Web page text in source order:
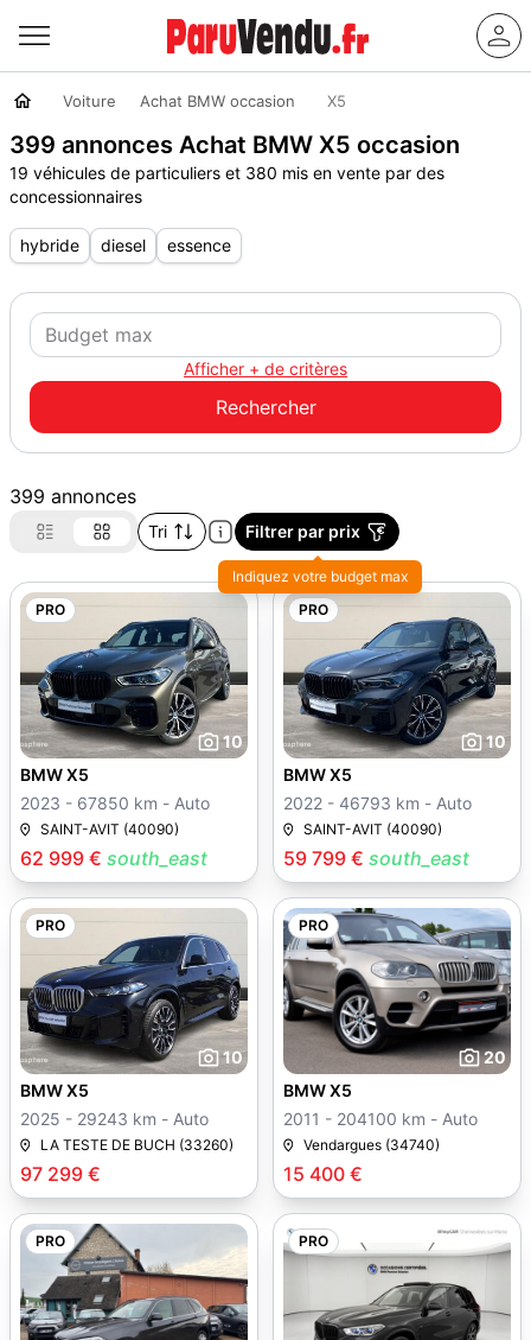
Voiture Achat BMW occasion X5
399 annonces Achat BMW X5 occasion
19 véhicules de particuliers et 380 mis en vente par des
concessionnaires
hybride diesel essence
Afficher + de critères
399 annonces
Tri Filtrer par prix
Indiquez votre budget max
PRO
10
62 999 € south_east
BMW X5
2023 - 67850 km - Auto
SAINT-AVIT (40090)
PRO
10
59 799 € south_east
BMW X5
2022 - 46793 km - Auto
SAINT-AVIT (40090)
PRO
10
97 299 €
BMW X5
2025 - 29243 km - Auto
LA TESTE DE BUCH (33260)
PRO
20
15 400 €
BMW X5
2011 - 204100 km - Auto
Vendargues (34740)
PRO PRO